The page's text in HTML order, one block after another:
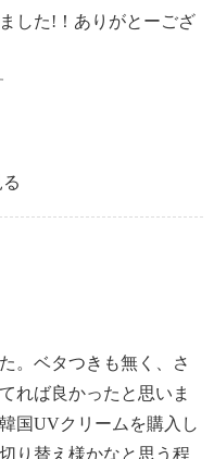
した!！ありがとーござ
。ベタつきも無く、さ
れば良かったと思いま
国UVクリームを購入し
り替え様かなと思う程